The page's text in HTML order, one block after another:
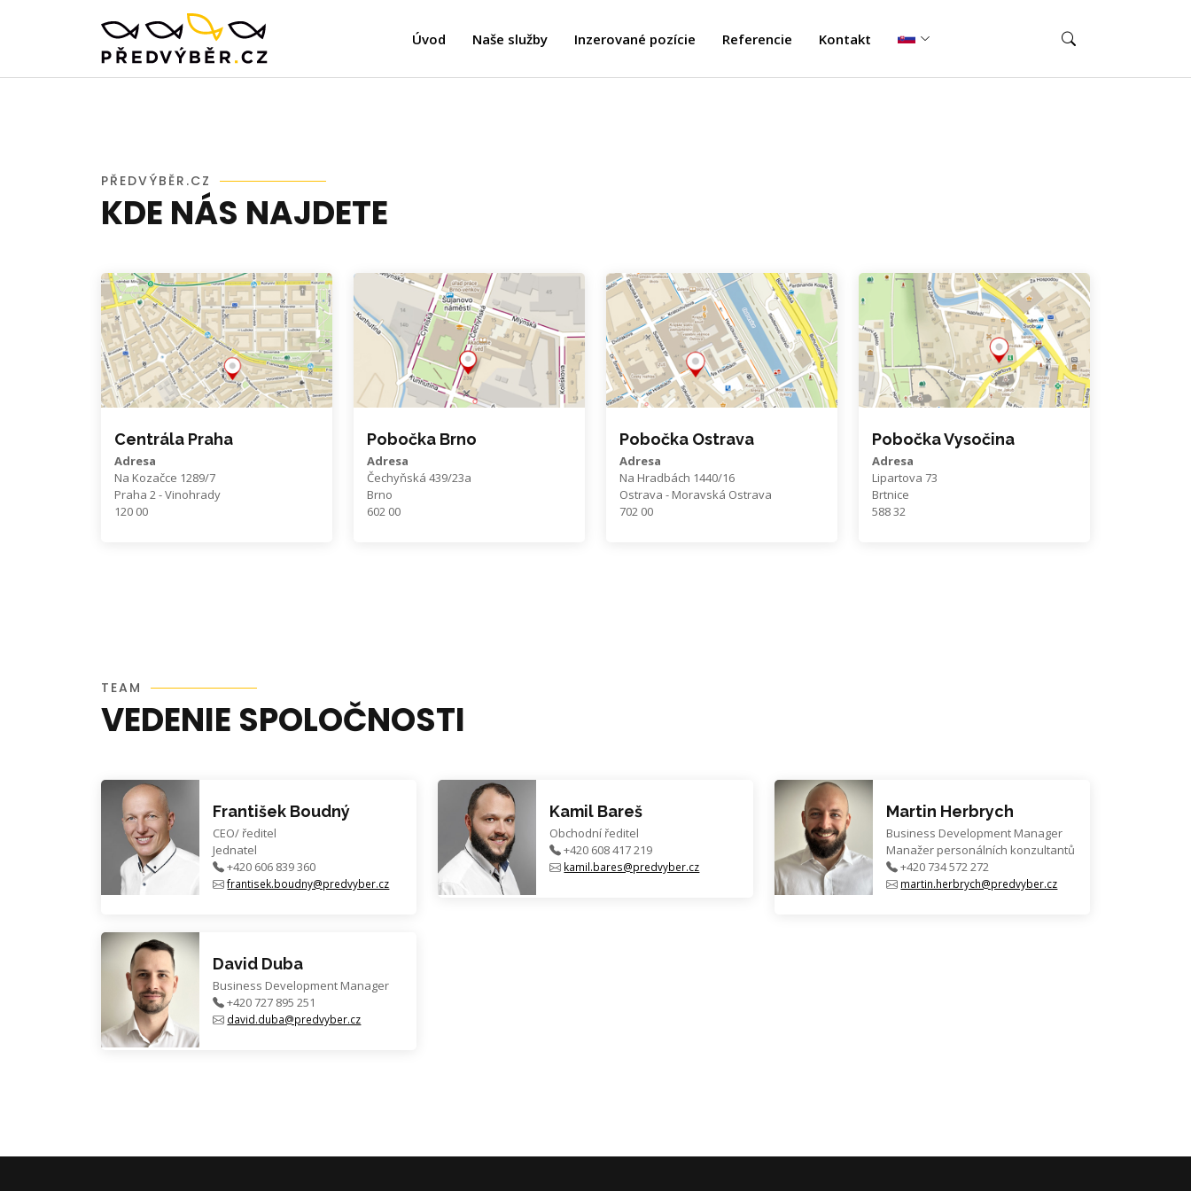
Úvod Naše služby Inzerované pozície Referencie Kontakt
PŘEDVÝBĚR.CZ
KDE NÁS NAJDETE
Centrála Praha
Adresa
Na Kozačce 1289/7
Praha 2 - Vinohrady
120 00
Pobočka Brno
Adresa
Čechyňská 439/23a
Brno
602 00
Pobočka Ostrava
Adresa
Na Hradbách 1440/16
Ostrava - Moravská Ostrava
702 00
Pobočka Vysočina
Adresa
Lipartova 73
Brtnice
588 32
TEAM
VEDENIE SPOLOČNOSTI
František Boudný
CEO/ ředitel
Jednatel
+420 606 839 360
frantisek.boudny@predvyber.cz
Kamil Bareš
Obchodní ředitel
+420 608 417 219
kamil.bares@predvyber.cz
Martin Herbrych
Business Development Manager
Manažer personálních konzultantů
+420 734 572 272
martin.herbrych@predvyber.cz
David Duba
Business Development Manager
+420 727 895 251
david.duba@predvyber.cz